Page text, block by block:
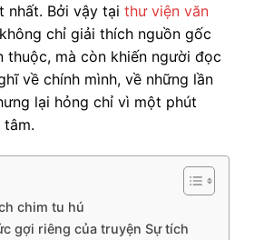
nhất. Bởi vậy tại thư viện văn
chỉ giải thích nguồn gốc
thuộc, mà còn khiến người đọc
về chính mình, về những lần
lại hỏng chỉ vì một phút
chim tu hú
gợi riêng của truyện Sự tích